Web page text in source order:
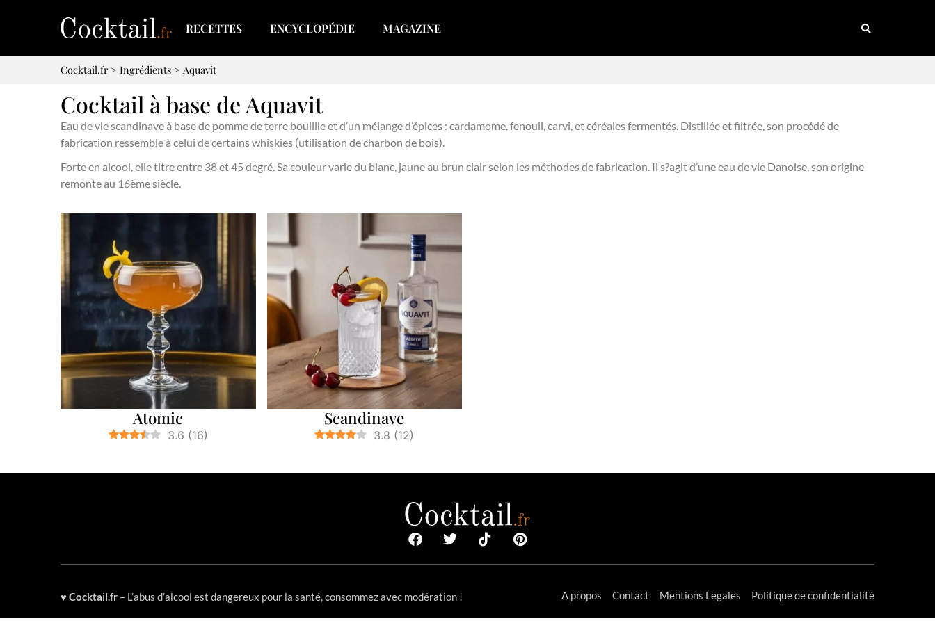
RECETTES ENCYCLOPÉDIE MAGAZINE
Cocktail.fr> Ingrédients > Aquavit
Cocktail à base de Aquavit
Eau de vie scandinave à base de pomme de terre bouillie et d’un mélange d’épices : cardamome, fenouil, carvi, et céréales fermentés. Distillée et filtrée, son procédé de
fabrication ressemble à celui de certains whiskies (utilisation de charbon de bois).
Forte en alcool, elle titre entre 38 et 45 degré. Sa couleur varie du blanc, jaune au brun clair selon les méthodes de fabrication. Il s?agit d’une eau de vie Danoise, son origine
remonte au 16ème siècle.
Atomic
3.6 (16)
Scandinave
3.8 (12)
♥ Cocktail.fr – L’abus d’alcool est dangereux pour la santé, consommez avec modération ! A propos Contact Mentions Legales Politique de confidentialité